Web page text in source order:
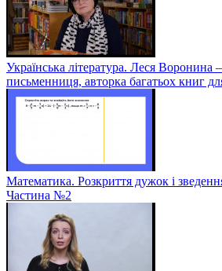
Українська література. Леся Воронина
письменниця, авторка багатьох книг
Математика. Розкриття дужок і
Частина №2